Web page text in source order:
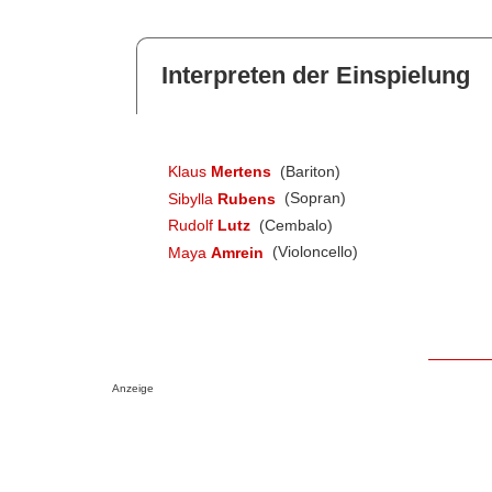
Interpreten der Einspielung
Klaus Mertens (Bariton)
Sibylla Rubens (Sopran)
Rudolf Lutz (Cembalo)
Maya Amrein (Violoncello)
Anzeige